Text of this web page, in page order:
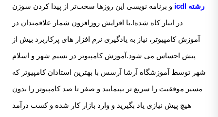
رشته icdl
و برنامه نویسی این روزها سخت‌تر از پیدا کردن سوزن
در انبار کاه شده!.با افزایش روزافزون شمار علاقمندان در
آموزش کامپیوتر، نیاز به یادگیری نرم افزار های پرکاربرد بیش از
پیش احساس می شود.آموزش کامپیوتر در نسیم شهر و اسلام
شهر توسط آموزشگاه آرشا آرسس با بهترین استادان کامپیوتر که
مسیر موفقیت را سریع تر بپیمایید و صفر تا صد کامپیوتر را بدون
هیچ پیش نیازی یاد بگیرید و وارد بازار کار شده و کسب درآمد